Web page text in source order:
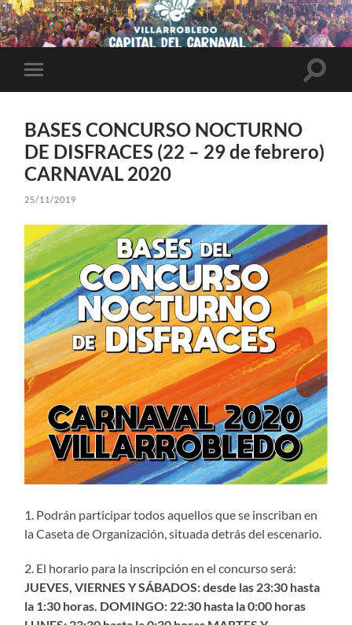
el
móvil
BASES CONCURSO NOCTURNO
DE DISFRACES (22 – 29 de febrero)
CARNAVAL 2020
25/11/2019
1. Podrán participar todos aquellos que se inscriban en
la Caseta de Organización, situada detrás del escenario.
2. El horario para la inscripción en el concurso será:
JUEVES, VIERNES Y SÁBADOS: desde las 23:30 hasta
la 1:30 horas. DOMINGO: 22:30 hasta la 0:00 horas